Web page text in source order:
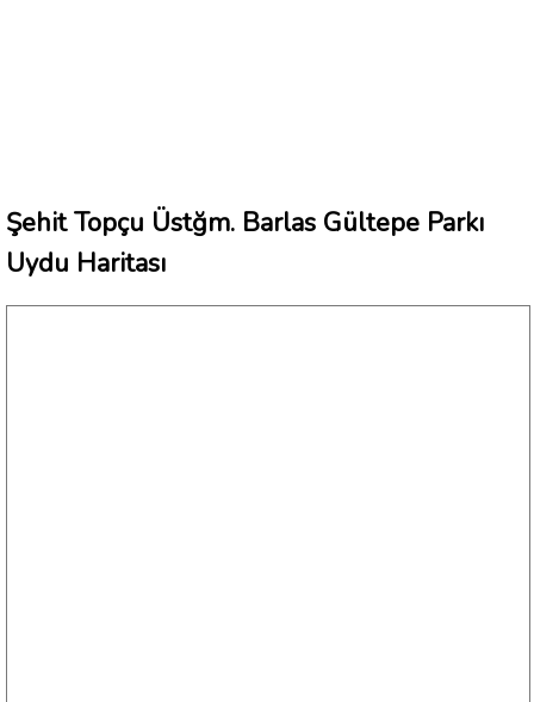
Şehit Topçu Üstğm. Barlas Gültepe Parkı
Uydu Haritası